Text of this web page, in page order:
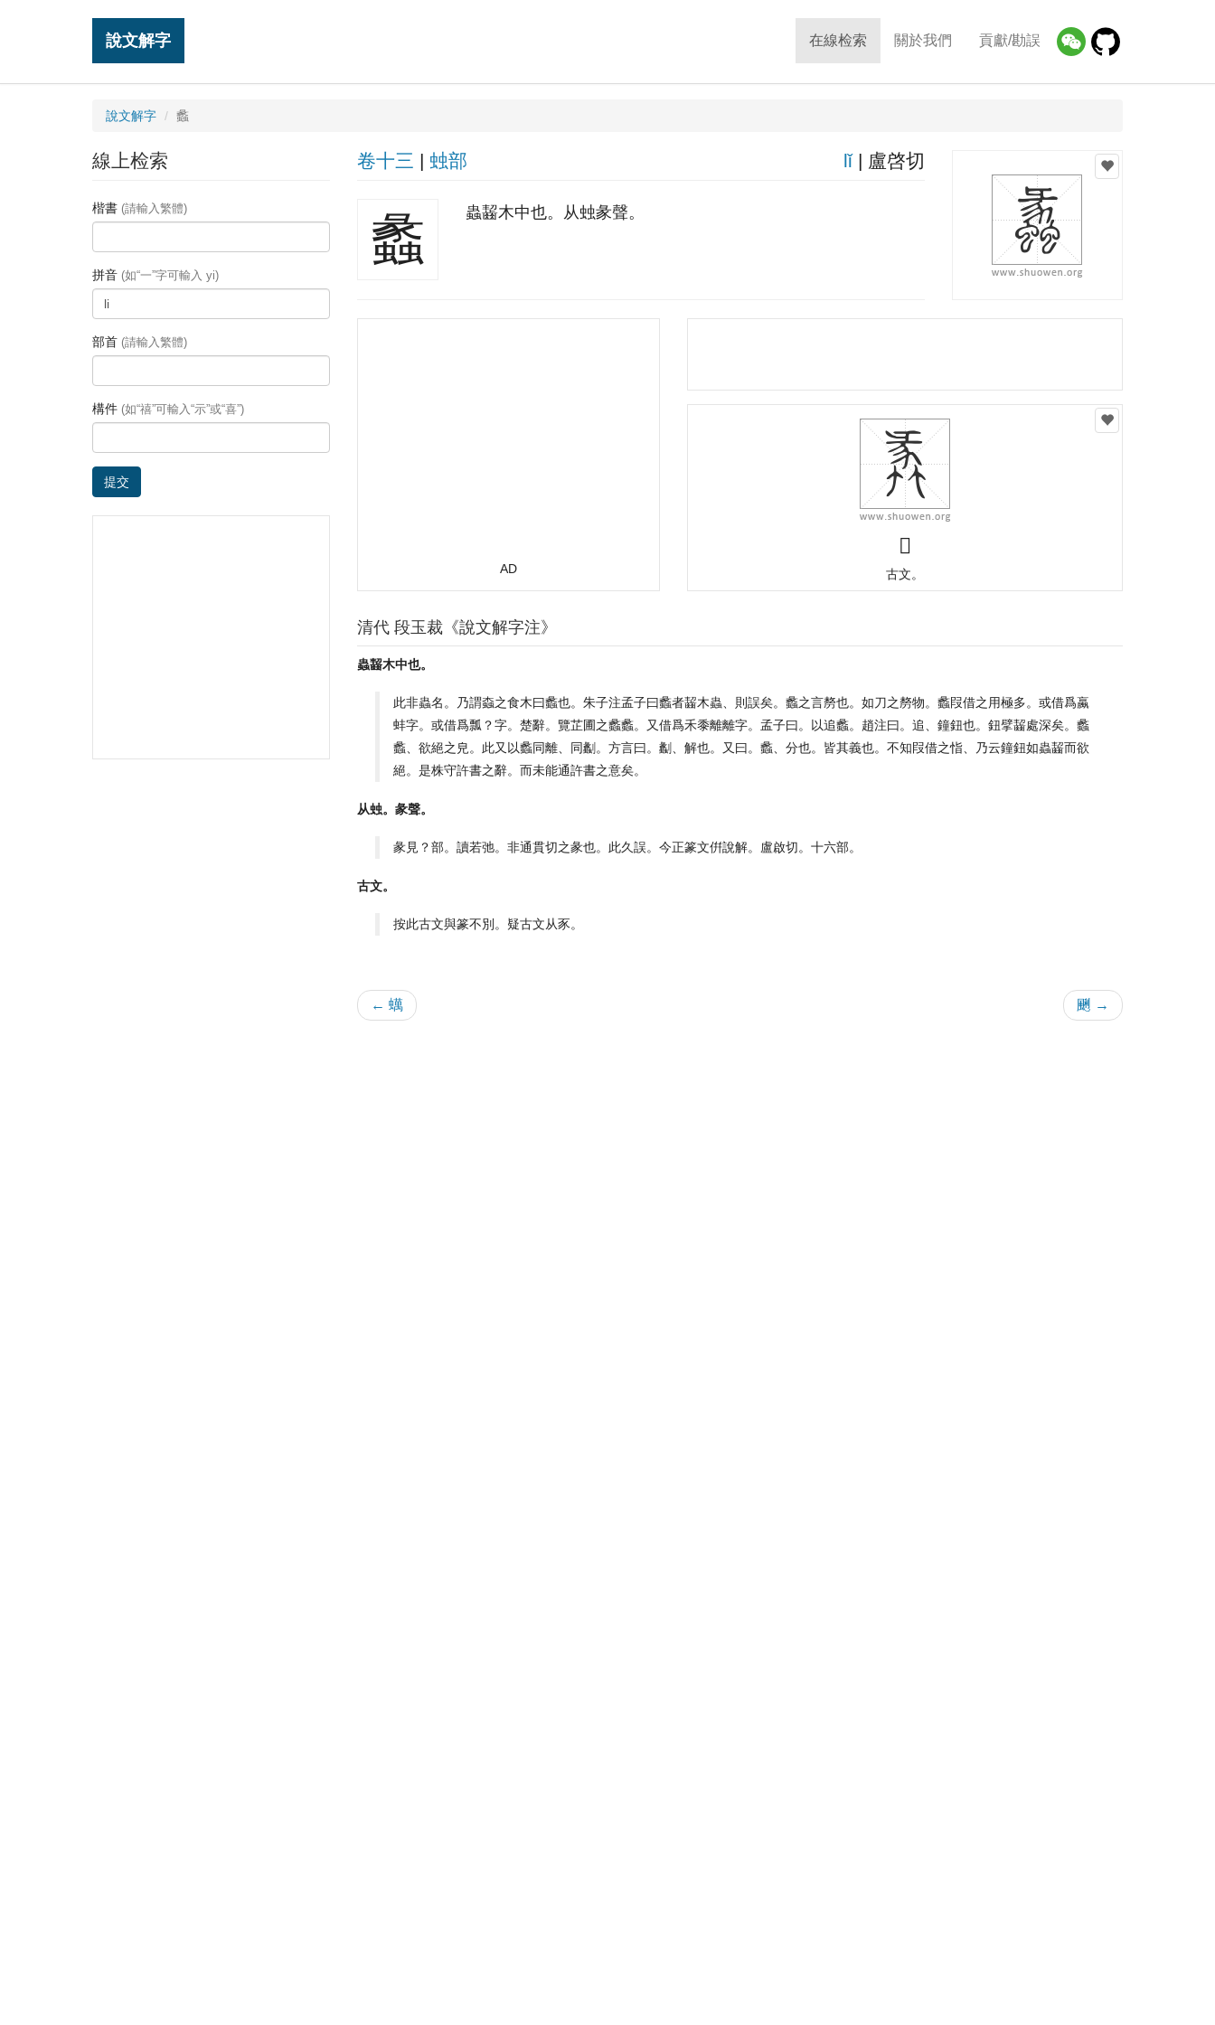
說文解字 在線检索 關於我們 貢獻/勘誤
說文解字 蠡
卷十三 | 䖵部 lǐ| 盧啓切
蠡 蟲齧木中也。从䖵彖聲。
AD
𥯵
古文。
清代 段玉裁《說文解字注》
蟲齧木中也。
此非蟲名。乃謂螙之食木曰蠡也。朱子注孟子曰蠡者齧木蟲、則誤矣。蠡之言剺也。如刀之剺物。蠡叚借之用極多。或借爲蠃
蚌字。或借爲瓢？字。楚辭。覽芷圃之蠡蠡。又借爲禾黍離離字。孟子曰。以追蠡。趙注曰。追、鐘鈕也。鈕擘齧處深矣。蠡
蠡、欲絕之皃。此又以蠡同離、同劙。方言曰。劙、解也。又曰。蠡、分也。皆其義也。不知叚借之恉、乃云鐘鈕如蟲齧而欲
絕。是株守許書之辭。而未能通許書之意矣。
从䖵。彖聲。
彖見？部。讀若弛。非通貫切之彖也。此久誤。今正篆文倂說解。盧啟切。十六部。
古文。
按此古文與篆不別。疑古文从豕。
← 蠇 䬆 →
線上检索
楷書 (請輸入繁體)
拼音 (如“一”字可輸入 yi)
部首 (請輸入繁體)
構件 (如“禧”可輸入“示”或“喜”)
提交